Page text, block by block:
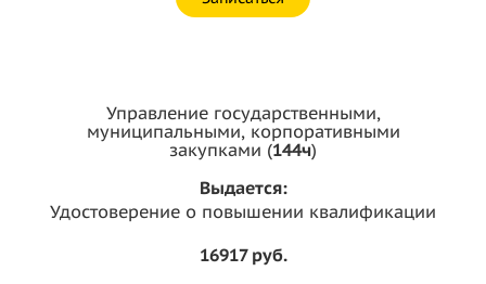
Управление государственными,
муниципальными, корпоративными
закупками (144ч)
Выдается:
Удостоверение о повышении квалификации
16917 руб.